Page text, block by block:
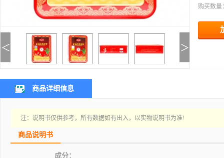
< >
购买数量
商品详细信息
注：说明书仅供参考，所有数据如有出入，以实物说明书为准!
商品说明书
成分：